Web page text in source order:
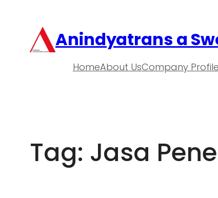
Anindyatrans a
HomeAbout UsCompany Profile
Tag: Jasa